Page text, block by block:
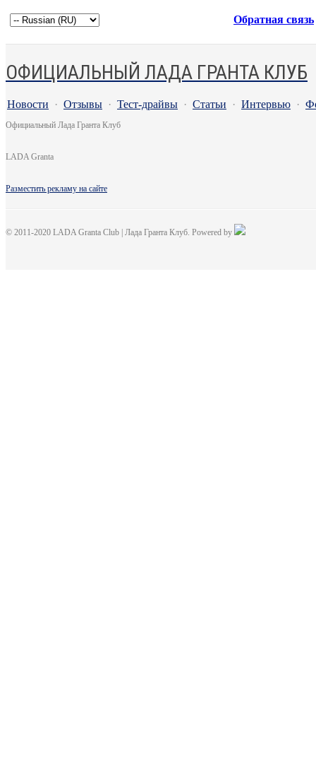
Обратная связь
ОФИЦИАЛЬНЫЙ ЛАДА ГРАНТА КЛУБ
Новости · Отзывы · Тест-драйвы · Статьи · Интервью ·
Официальный Лада Гранта Клуб
LADA Granta
Разместить рекламу на сайте
© 2011-2020 LADA Granta Club | Лада Гранта Клуб. Powered by